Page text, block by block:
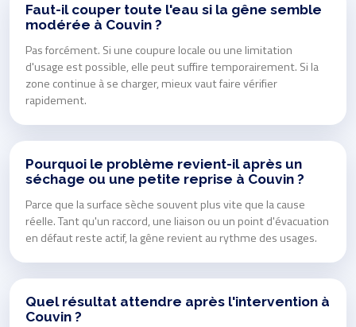
Faut-il couper toute l'eau si la gêne semble
modérée à Couvin ?
Pas forcément. Si une coupure locale ou une limitation
d'usage est possible, elle peut suffire temporairement. Si la
zone continue à se charger, mieux vaut faire vérifier
rapidement.
Pourquoi le problème revient-il après un
séchage ou une petite reprise à Couvin ?
Parce que la surface sèche souvent plus vite que la cause
réelle. Tant qu'un raccord, une liaison ou un point d'évacuation
en défaut reste actif, la gêne revient au rythme des usages.
Quel résultat attendre après l'intervention à
Couvin ?